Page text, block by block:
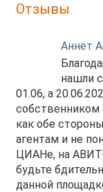
Отзывы
Аннет
нашли
01.06, а
собственником
как обе
агентам и не
ЦИАНе, на
будьте
данной